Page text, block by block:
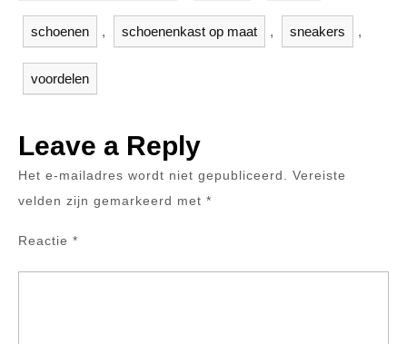
schoenen , schoenenkast op maat , sneakers ,
voordelen
Leave a Reply
Het e-mailadres wordt niet gepubliceerd. Vereiste
velden zijn gemarkeerd met *
Reactie *